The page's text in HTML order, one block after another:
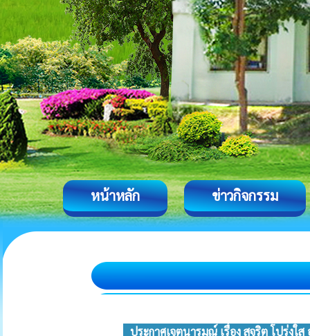
หน้าหลัก ข่าวกิจกรรม
ประกาศเจตนารมณ์ เรื่อง สุจริต โปร่งใ